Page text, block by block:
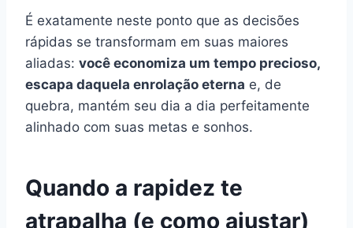
É exatamente neste ponto que as decisões
rápidas se transformam em suas maiores
aliadas: você economiza um tempo precioso,
escapa daquela enrolação eterna e, de
quebra, mantém seu dia a dia perfeitamente
alinhado com suas metas e sonhos.
Quando a rapidez te
atrapalha (e como ajustar)